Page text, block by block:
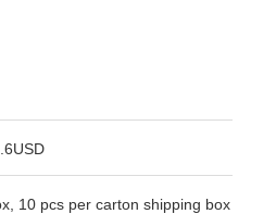
10 pcs per carton shipping box